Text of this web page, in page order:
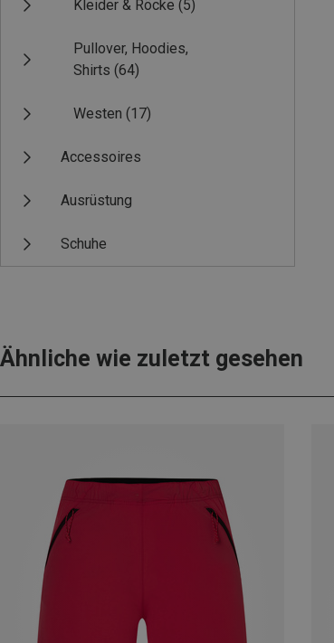
Kleider & Röcke (5)
Pullover, Hoodies,
Shirts (64)
Westen (17)
Accessoires
Ausrüstung
Schuhe
Ähnliche wie zuletzt gesehen